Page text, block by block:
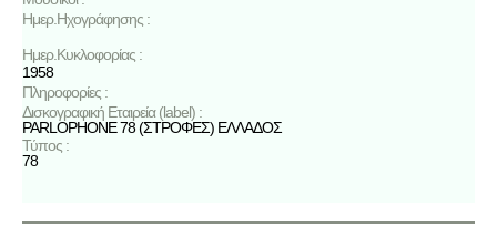
Ημερ.Ηχογράφησης :
Ημερ.Κυκλοφορίας :
1958
Πληροφορίες :
Δισκογραφική Εταιρεία (label) :
PARLOPHONE 78 (ΣΤΡΟΦΕΣ) ΕΛΛΑΔΟΣ
Τύπος :
78